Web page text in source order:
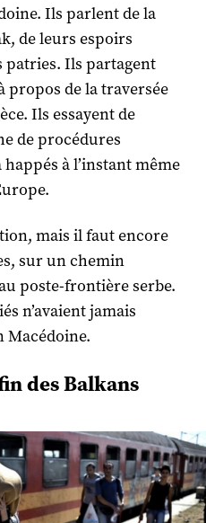
Ils parlent de la
de leurs espoirs
patries. Ils partagent
propos de la traversée
Ils essayent de
de procédures
à l’instant même
mais il faut encore
sur un chemin
poste-frontière serbe.
n’avaient jamais
Macédoine.
des Balkans